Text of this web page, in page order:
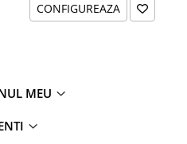
CONFIGUREAZA
MEU